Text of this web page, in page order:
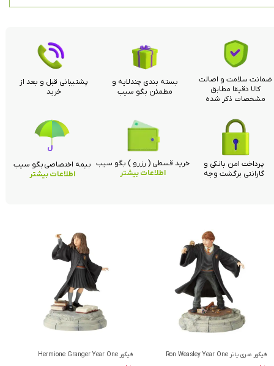
فیگور هری پاتر Ron Weasley Year One فیگور Hermione Granger Year One
ضمانت سلامت و اصالت
کالا دقیقا مطابق
مشخصات ذکر شده
بسته بندی چندلایه و
مطمئن بگو سیب
پشتیبانی قبل و بعد از
خرید
خرید قسطی ( رزرو ) بگو سیب
اطلاعات بیشتر
پرداخت امن بانکی و
گارانتی برگشت وجه
بیمه اختصاصی بگو سیب
اطلاعات بیشتر